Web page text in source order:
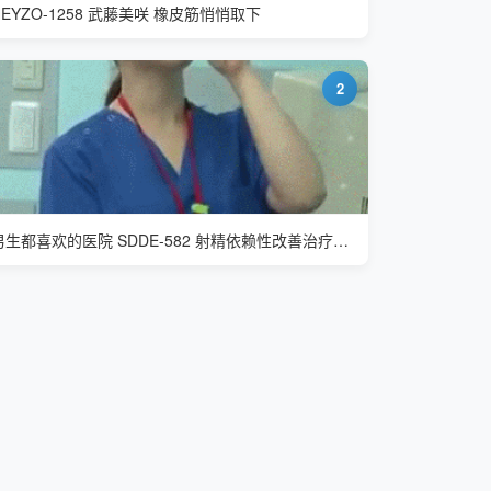
1258 武藤美咲 橡皮筋悄悄取下
2
男生都喜欢的医院 SDDE-582 射精依赖性改善治疗中心